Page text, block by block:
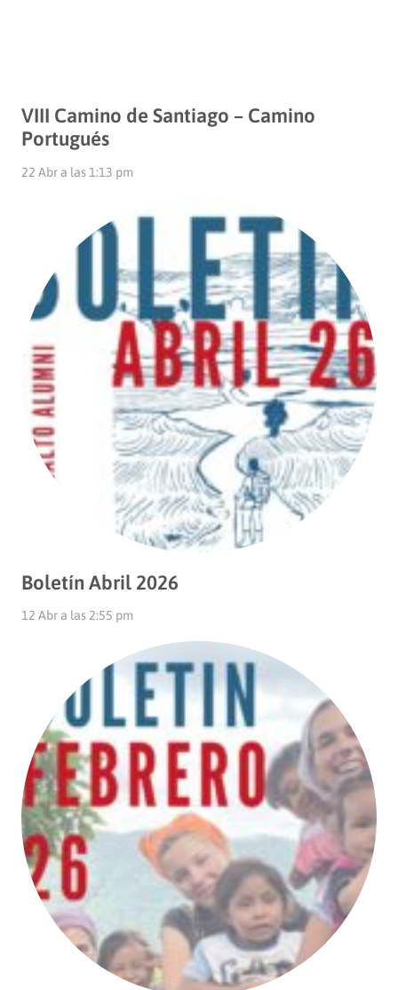
VIII Camino de Santiago – Camino
Portugués
22 Abr a las 1:13 pm
Boletín Abril 2026
12 Abr a las 2:55 pm